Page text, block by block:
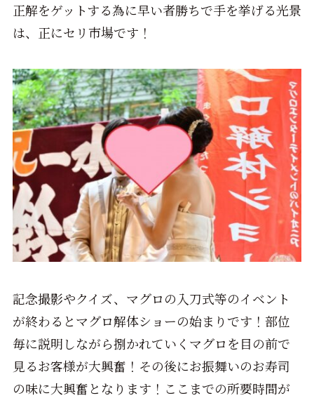
正解をゲットする為に早い者勝ちで手を挙げる光景
は、正にセリ市場です！
記念撮影やクイズ、マグロの入刀式等のイベント
が終わるとマグロ解体ショーの始まりです！部位
毎に説明しながら捌かれていくマグロを目の前で
見るお客様が大興奮！その後にお振舞いのお寿司
の味に大興奮となります！ここまでの所要時間が